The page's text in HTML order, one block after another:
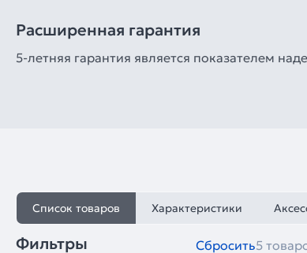
Расширенная гарантия
5-летняя гарантия является показателем
Список товаров Характеристики
Фильтры Сбросить5